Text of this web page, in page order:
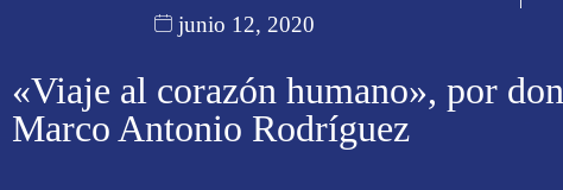
junio 12, 2020
«Viaje al corazón humano», por don
Marco Antonio Rodríguez